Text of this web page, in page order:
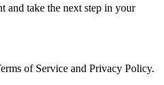
and take the next step in your
of Service and Privacy Policy.